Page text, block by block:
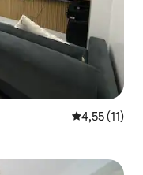
4,55 (11)